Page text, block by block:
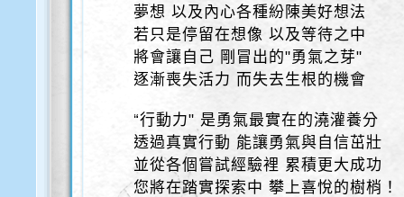
夢想 以及內心各種紛陳美好想法
若只是停留在想像 以及等待之中
將會讓自己 剛冒出的"勇氣之芽"
逐漸喪失活力 而失去生根的機會
“行動力" 是勇氣最實在的澆灌養分
透過真實行動 能讓勇氣與自信茁壯
並從各個嘗試經驗裡 累積更大成功
您將在踏實探索中 攀上喜悅的樹梢！